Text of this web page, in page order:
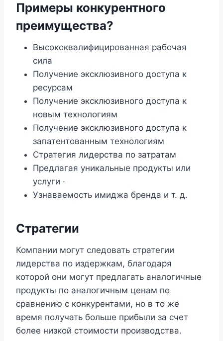
Примеры конкурентного
преимущества?
Высококвалифицированная рабочая
сила
Получение эксклюзивного доступа к
ресурсам
Получение эксклюзивного доступа к
новым технологиям
Получение эксклюзивного доступа к
запатентованным технологиям
Стратегия лидерства по затратам
Предлагая уникальные продукты или
услуги ·
Узнаваемость имиджа бренда и т. д.
Стратегии
Компании могут следовать стратегии
лидерства по издержкам, благодаря
которой они могут предлагать аналогичные
продукты по аналогичным ценам по
сравнению с конкурентами, но в то же
время получать больше прибыли за счет
более низкой стоимости производства.